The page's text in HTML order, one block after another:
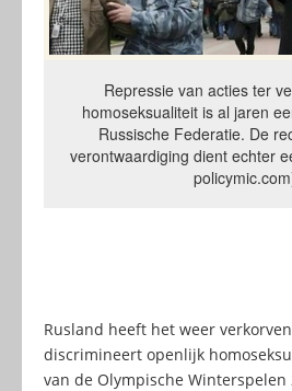
Repressie van acties ter
homoseksualiteit is al jaren
Russische Federatie. De
verontwaardiging dient echter
Rusland heeft het weer
discrimineert openlijk
van de Olympische Winterspelen